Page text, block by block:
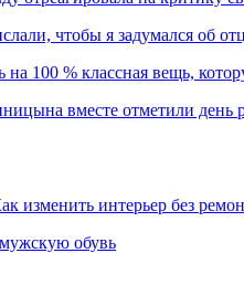
чтобы я задумался об
100 % классная вещь,
вместе отметили день
изменить интерьер без
обувь